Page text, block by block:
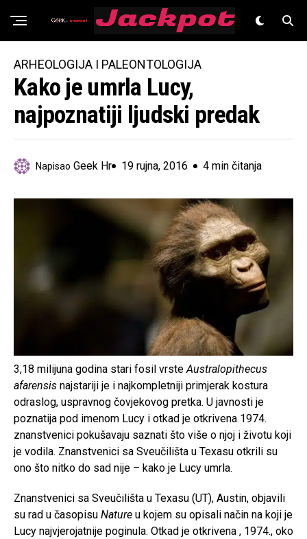
Znanost
ARHEOLOGIJA I PALEONTOLOGIJA
Kako je umrla Lucy,
najpoznatiji ljudski predak
Napisao Geek Hr 19 rujna, 2016 4 min čitanja
3,18 milijuna godina stari fosil vrsteAustralopithecus
afarensis najstariji je i najkompletniji primjerak kostura
odraslog, uspravnog čovjekovog pretka. U javnosti je
poznatija pod imenom Lucy i otkad je otkrivena 1974.
znanstvenici pokušavaju saznati što više o njoj i životu koji
je vodila. Znanstvenici sa Sveučilišta u Texasu otkrili su
ono što nitko do sad nije – kako je Lucy umrla.
Znanstvenici sa Sveučilišta u Texasu (UT), Austin, objavili
su rad u časopisu Nature u kojem su opisali način na koji je
Lucy najvjerojatnije poginula. Otkad je otkrivena , 1974., oko